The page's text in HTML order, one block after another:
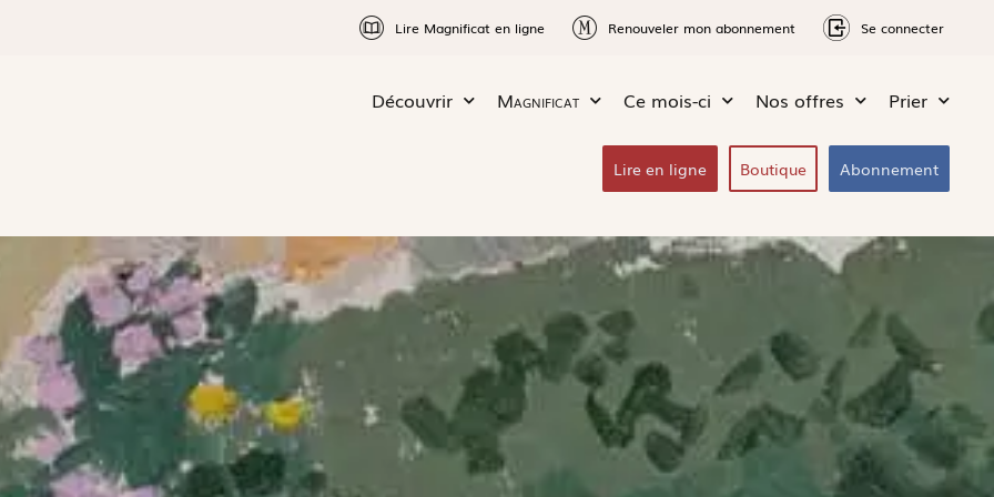
Lire Magnificat en ligne Renouveler mon abonnement Se connecter
Découvrir Magnificat Ce mois-ci Nos offres Prier
Lire en ligne Boutique Abonnement